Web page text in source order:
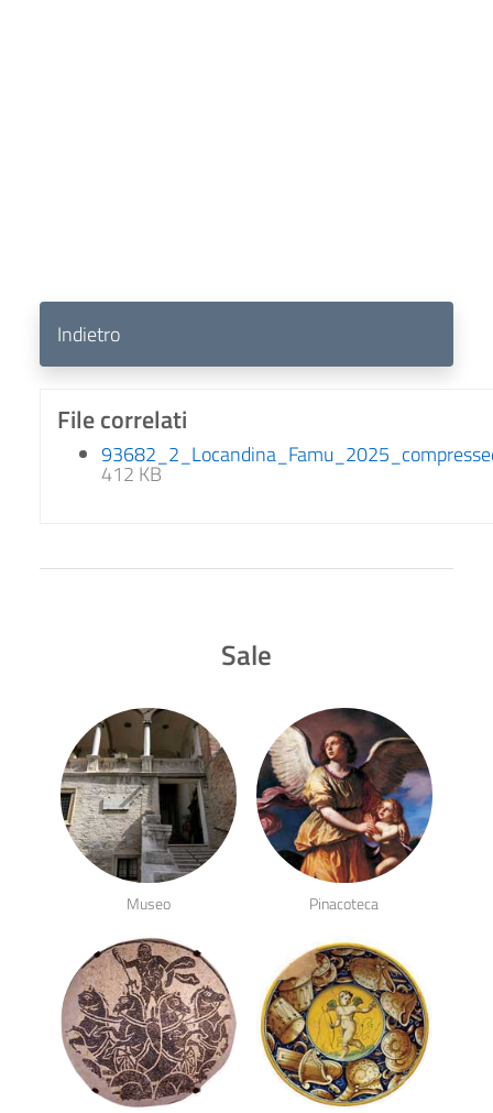
Indietro
File correlati
412 KB
Sale
Museo Pinacoteca